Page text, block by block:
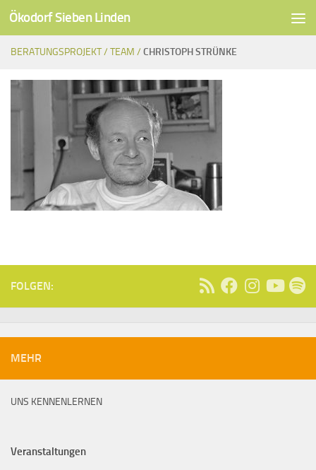
Unter dem Inhalt
Ökodorf Sieben Linden
BERATUNGSPROJEKT /TEAM /CHRISTOPH STRÜNKE
FOLGEN:
MEHR
UNS KENNENLERNEN
Veranstaltungen